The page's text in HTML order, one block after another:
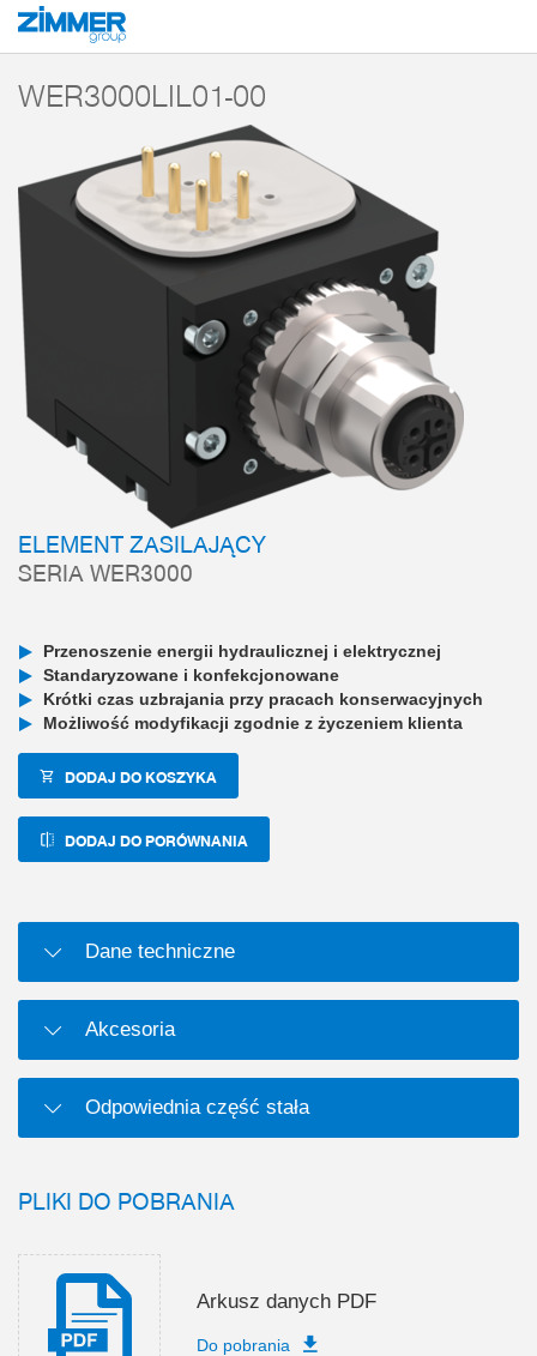
Start Produkty
WER3000LIL01-00
ELEMENT ZASILAJĄCY
SERIA WER3000
Przenoszenie energii hydraulicznej i elektrycznej
Standaryzowane i konfekcjonowane
Krótki czas uzbrajania przy pracach konserwacyjnych
Możliwość modyfikacji zgodnie z życzeniem klienta
DODAJ DO KOSZYKA
DODAJ DO PORÓWNANIA
Dane techniczne
Akcesoria
Odpowiednia część stała
PLIKI DO POBRANIA
Arkusz danych PDF
Do pobrania